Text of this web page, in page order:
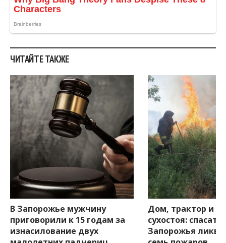
ЧИТАЙТЕ ТАКЖЕ
В Запорожье мужчину
приговорили к 15 годам за
изнасилование двух
Дом, трактор и 6
сухостоя:
Запорожья